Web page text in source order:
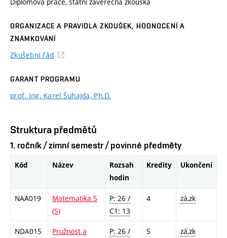
ORGANIZACE A PRAVIDLA ZKOUŠEK, HODNOCENÍ A
ZNÁMKOVÁNÍ
Zkušební řád
GARANT PROGRAMU
prof. Ing. Karel Šuhajda, Ph.D.
Struktura předmětů
1. ročník / zimní semestr / povinné předměty
Kód Název
Rozsah
hodin
Kredity Ukončení
NAA019
Matematika 5
(S)
P: 26 /
C1: 13
4 zá,zk
NDA015
Pružnost a
P: 26 /
5 zá,zk